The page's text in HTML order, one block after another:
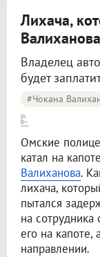
Лихача,
Владелец
будет
#Чокана
Омские
катал на
Валиханова.
лихача,
пытался
на
его на капоте,
направлении.